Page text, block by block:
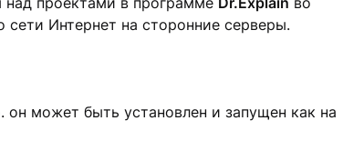
Интернет на сторонние серверы.
он может быть установлен и запущен как на